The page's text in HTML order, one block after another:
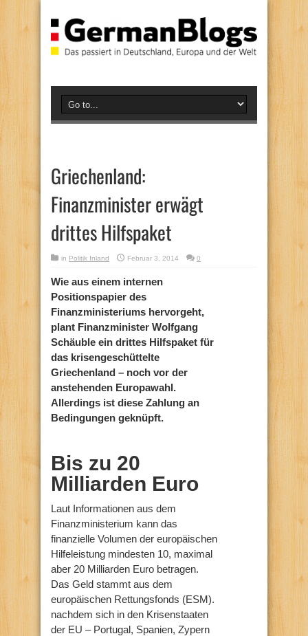
Griechenland:
Finanzminister erwägt
drittes Hilfspaket
in Politik Inland Februar 3, 2014 0
Wie aus einem internen
Positionspapier des
Finanzministeriums hervorgeht,
plant Finanzminister Wolfgang
Schäuble ein drittes Hilfspaket für
das krisengeschüttelte
Griechenland – noch vor der
anstehenden Europawahl.
Allerdings ist diese Zahlung an
Bedingungen geknüpft.
Bis zu 20
Milliarden Euro
Laut Informationen aus dem
Finanzministerium kann das
finanzielle Volumen der europäischen
Hilfeleistung mindesten 10, maximal
aber 20 Milliarden Euro betragen.
Das Geld stammt aus dem
europäischen Rettungsfonds (ESM).
nachdem sich in den Krisenstaaten
der EU – Portugal, Spanien, Zypern